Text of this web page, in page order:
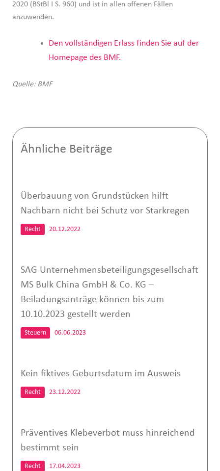
2020 (BStBl I S. 960) und ist in allen offenen Fällen
anzuwenden.
Den vollständigen Erlass finden Sie auf der
Homepage des BMF.
Quelle: BMF
Ähnliche Beiträge
Überbauung von Grundstücken hilft
Nachbarn nicht bei Schutz vor Starkregen
Recht 20.12.2022
SAG Unternehmensbeteiligungsgesellschaft
MS Bulk China GmbH & Co. KG –
Beiladungsanträge können bis zum
10.10.2023 gestellt werden
Steuern 06.06.2023
Kein fiktives Geburtsdatum im Ausweis
Recht 23.12.2022
Präventives Klebeverbot muss hinreichend
bestimmt sein
Recht 17.04.2023